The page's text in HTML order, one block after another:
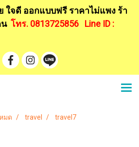
ใจดี ออกแบบฟรี ราคาไม่แพง ร้า
น โทร. 0813725856 Line ID :
มด travel travel7